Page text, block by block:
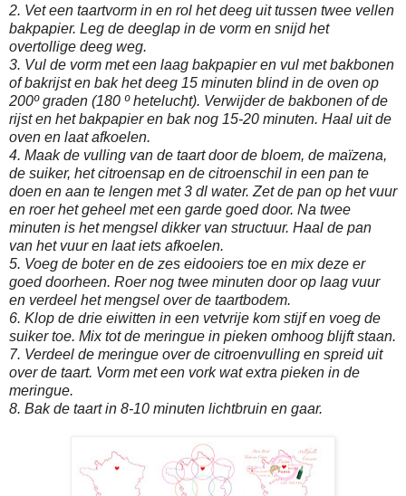
2. Vet een taartvorm in en rol het deeg uit tussen twee vellen
bakpapier. Leg de deeglap in de vorm en snijd het
overtollige deeg weg.
3. Vul de vorm met een laag bakpapier en vul met bakbonen
of bakrijst en bak het deeg 15 minuten blind in de oven op
200º graden (180 º hetelucht). Verwijder de bakbonen of de
rijst en het bakpapier en bak nog 15-20 minuten. Haal uit de
oven en laat afkoelen.
4. Maak de vulling van de taart door de bloem, de maïzena,
de suiker, het citroensap en de citroenschil in een pan te
doen en aan te lengen met 3 dl water. Zet de pan op het vuur
en roer het geheel met een garde goed door. Na twee
minuten is het mengsel dikker van structuur. Haal de pan
van het vuur en laat iets afkoelen.
5. Voeg de boter en de zes eidooiers toe en mix deze er
goed doorheen. Roer nog twee minuten door op laag vuur
en verdeel het mengsel over de taartbodem.
6. Klop de drie eiwitten in een vetvrije kom stijf en voeg de
suiker toe. Mix tot de meringue in pieken omhoog blijft staan.
7. Verdeel de meringue over de citroenvulling en spreid uit
over de taart. Vorm met een vork wat extra pieken in de
meringue.
8. Bak de taart in 8-10 minuten lichtbruin en gaar.